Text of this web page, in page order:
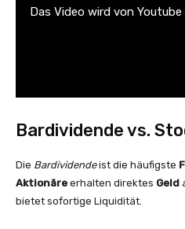
Das Video wird von
Bardividende vs.
Die Bardividendeist die häufigste
Aktionäre erhalten direktes Geld
bietet sofortige Liquidität.